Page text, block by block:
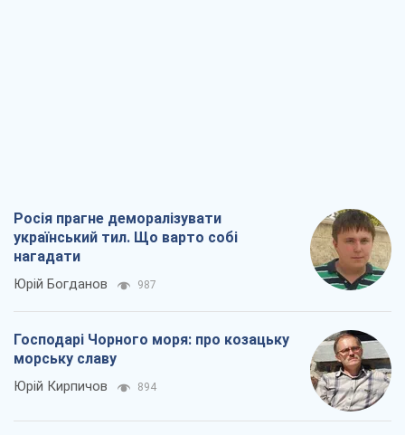
Росія прагне деморалізувати
український тил. Що варто собі
нагадати
Юрій Богданов 987
Господарі Чорного моря: про козацьку
морську славу
Юрій Кирпичов 894